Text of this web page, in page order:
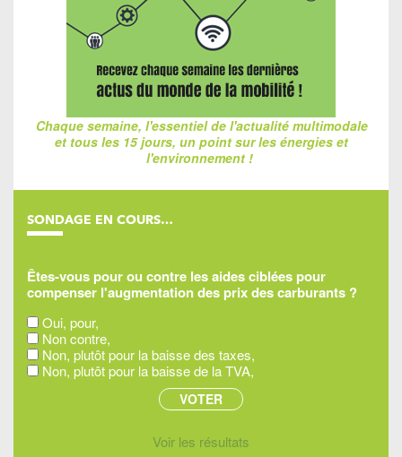
Chaque semaine, l'essentiel de l'actualité multimodale
et tous les 15 jours, un point sur les énergies et
l'environnement !
SONDAGE EN COURS…
Êtes-vous pour ou contre les aides ciblées pour
compenser l'augmentation des prix des carburants ?
Oui, pour,
Non contre,
Non, plutôt pour la baisse des taxes,
Non, plutôt pour la baisse de la TVA,
Voir les résultats